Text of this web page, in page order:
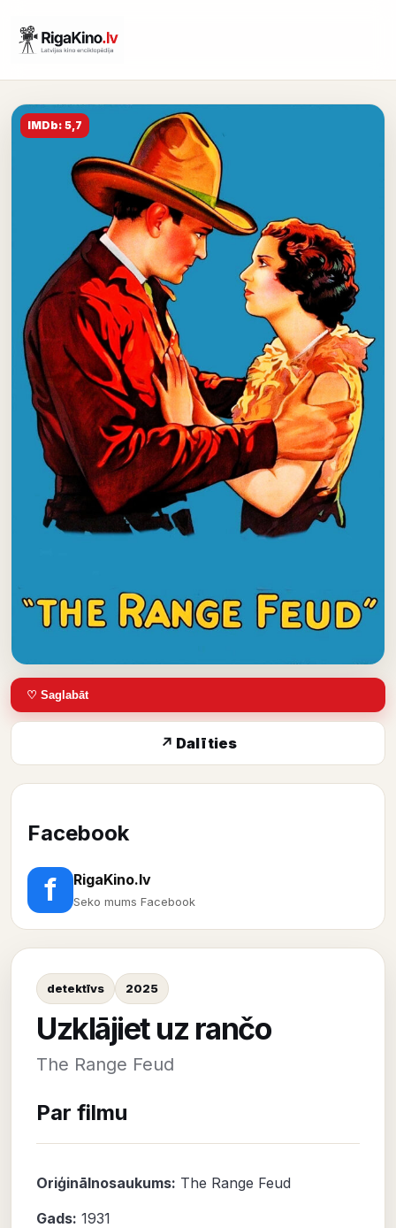
IMDb: 5,7
♡ Saglabāt
↗ Dalīties
Facebook
f RigaKino.lv
Seko mums Facebook
detektīvs 2025
Uzklājiet uz rančo
The Range Feud
Par filmu
Oriģinālnosaukums: The Range Feud
Gads: 1931